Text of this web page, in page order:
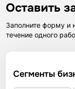
Оставить
Заполните форму
течение одного
Сегменты